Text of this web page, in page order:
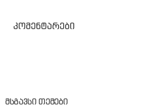
კომენტარები
მსგავსი თემები